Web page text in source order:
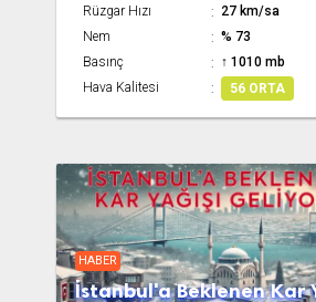
Rüzgar Hızı
27 km/sa
Nem
% 73
Basınç
↑ 1010 mb
Hava Kalitesi
56 ORTA
HABER
İstanbul'a Beklenen Kar